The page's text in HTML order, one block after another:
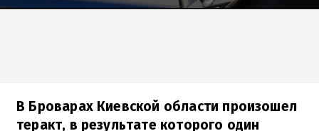
В Броварах Киевской области произошел
теракт, в результате которого один